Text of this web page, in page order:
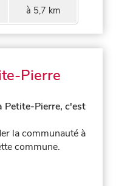
à 5,7 km
Pierre
Petite-Pierre, c'est
la communauté à
commune.